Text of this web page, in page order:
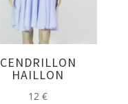
CENDRILLON
HAILLON
12€